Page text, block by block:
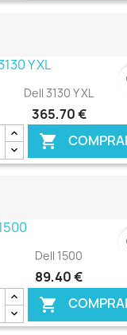
€
Dell 3130 Y XL
365,70 €

€
Dell 1500
89,40 €
